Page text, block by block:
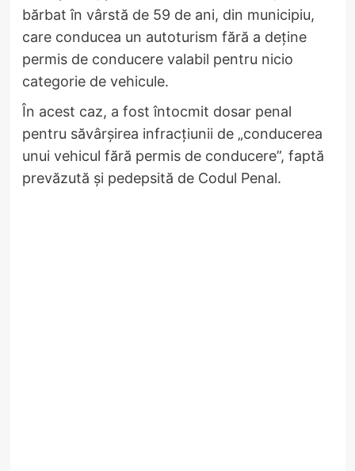
bărbat în vârstă de 59 de ani, din municipiu,
care conducea un autoturism fără a deține
permis de conducere valabil pentru nicio
categorie de vehicule.
În acest caz, a fost întocmit dosar penal
pentru săvârșirea infracțiunii de „conducerea
unui vehicul fără permis de conducere”, faptă
prevăzută și pedepsită de Codul Penal.